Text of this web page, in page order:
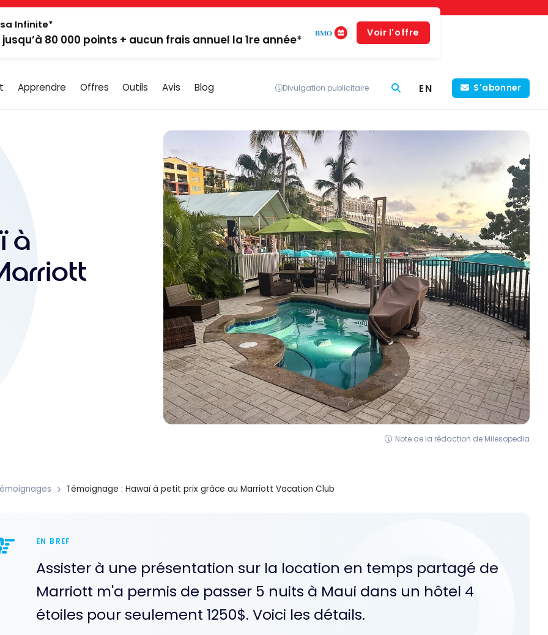
Infinite*
80 000 points + aucun frais annuel la 1re année*
Voir l'offre
Apprendre Offres Outils Avis Blog Divulgation publicitaire EN S'abonner
à
Note de la rédaction de Milesopedia
Témoignage : Hawaï à petit prix grâce au Marriott Vacation Club
EN BREF
Assister à une présentation sur la location en temps partagé de
Marriott m'a permis de passer 5 nuits à Maui dans un hôtel 4
étoiles pour seulement 1250$. Voici les détails.